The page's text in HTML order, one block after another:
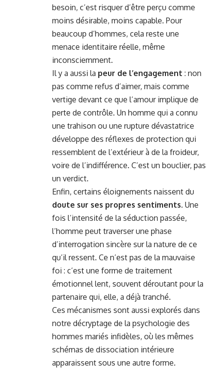
besoin, c’est risquer d’être perçu comme
moins désirable, moins capable. Pour
beaucoup d’hommes, cela reste une
menace identitaire réelle, même
inconsciemment.
Il y a aussi la peur de l’engagement : non
pas comme refus d’aimer, mais comme
vertige devant ce que l’amour implique de
perte de contrôle. Un homme qui a connu
une trahison ou une rupture dévastatrice
développe des réflexes de protection qui
ressemblent de l’extérieur à de la froideur,
voire de l’indifférence. C’est un bouclier, pas
un verdict.
Enfin, certains éloignements naissent du
doute sur ses propres sentiments. Une
fois l’intensité de la séduction passée,
l’homme peut traverser une phase
d’interrogation sincère sur la nature de ce
qu’il ressent. Ce n’est pas de la mauvaise
foi : c’est une forme de traitement
émotionnel lent, souvent déroutant pour la
partenaire qui, elle, a déjà tranché.
Ces mécanismes sont aussi explorés dans
notre décryptage de la psychologie des
hommes mariés infidèles, où les mêmes
schémas de dissociation intérieure
apparaissent sous une autre forme.